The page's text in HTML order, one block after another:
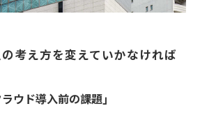
考え方を変えていかなければ
ウド導入前の課題」